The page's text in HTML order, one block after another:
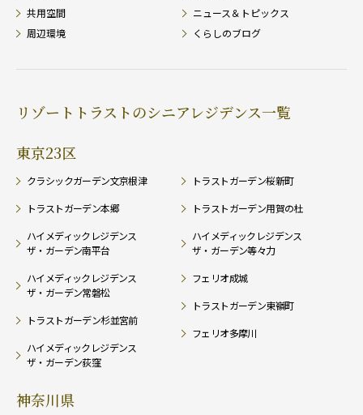
共用空間
周辺環境
ニュース＆トピックス
くらしのブログ
リゾートトラストのシニアレジデンス一覧
東京23区
クラシックガーデン文京根津
トラストガーデン本郷
ハイメディックレジデンス
ザ・ガーデン南平台
ハイメディックレジデンス
ザ・ガーデン常磐松
トラストガーデン杉並宮前
ハイメディックレジデンス
ザ・ガーデン荻窪
トラストガーデン桜新町
トラストガーデン用賀の杜
ハイメディックレジデンス
ザ・ガーデン等々力
フェリオ成城
トラストガーデン東嶺町
フェリオ多摩川
神奈川県